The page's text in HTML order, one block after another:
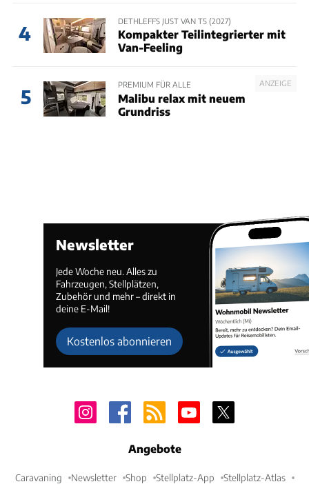
4
DETHLEFFS JUST VAN T5 (2027)
Kompakter Teilintegrierter mit
Van-Feeling
5
ANZEIGE
PREMIUM FÜR ALLE
Malibu relax mit neuem
Grundriss
Newsletter
Jede Woche neu. Alles zu
Fahrzeugen, Stellplätzen,
Zubehör und mehr – direkt in
deine E-Mail!
Kostenlos abonnieren
Angebote
Caravaning Newsletter Shop Stellplatz-App Stellplatz-Atlas